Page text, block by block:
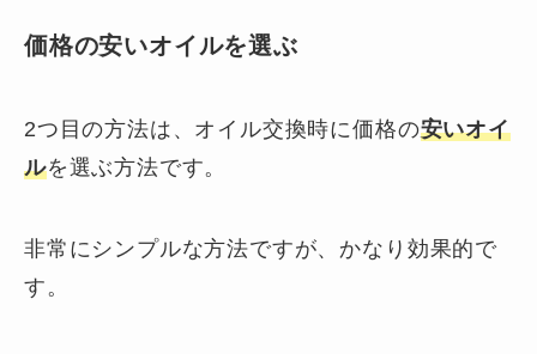
価格の安いオイルを選ぶ
2つ目の方法は、オイル交換時に価格の安いオイ
ルを選ぶ方法です。
非常にシンプルな方法ですが、かなり効果的で
す。